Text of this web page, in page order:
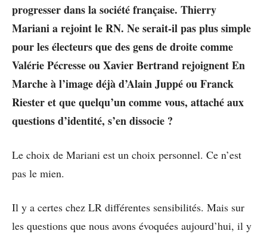
progresser dans la société française. Thierry
Mariani a rejoint le RN. Ne serait-il pas plus simple
pour les électeurs que des gens de droite comme
Valérie Pécresse ou Xavier Bertrand rejoignent En
Marche à l’image déjà d’Alain Juppé ou Franck
Riester et que quelqu’un comme vous, attaché aux
questions d’identité, s’en dissocie ?
Le choix de Mariani est un choix personnel. Ce n’est
pas le mien.
Il y a certes chez LR différentes sensibilités. Mais sur
les questions que nous avons évoquées aujourd’hui, il y